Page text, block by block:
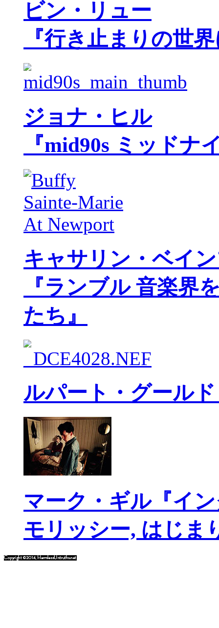
ビン・リュー
『行き止まりの世
ジョナ・ヒル
『mid90s ミッドナ
キャサリン・ベイ
『ランブル 音楽界
たち』
ルパート・グール
マーク・ギル『イ
モリッシー, はじま